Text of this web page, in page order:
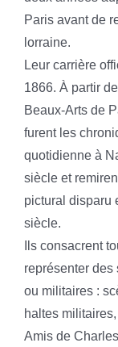
Paris avant de
lorraine.
Leur carrière
1866. À partir
Beaux-Arts de
furent les
quotidienne à
siècle et
pictural disparu
siècle.
Ils consacrent
représenter
ou militaires :
haltes
Amis de